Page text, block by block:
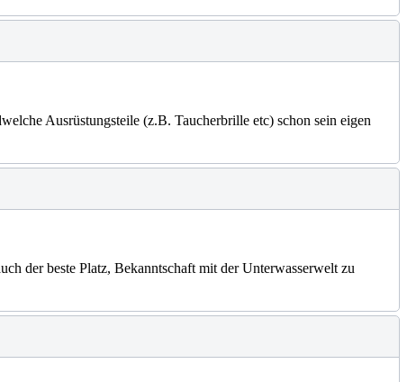
Ausrüstungsteile (z.B. Taucherbrille etc) schon sein eigen
der beste Platz, Bekanntschaft mit der Unterwasserwelt zu